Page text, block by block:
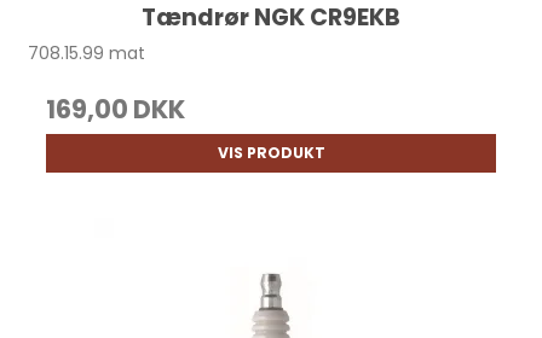
Tændrør NGK CR9EKB
708.15.99 mat
169,00 DKK
VIS PRODUKT